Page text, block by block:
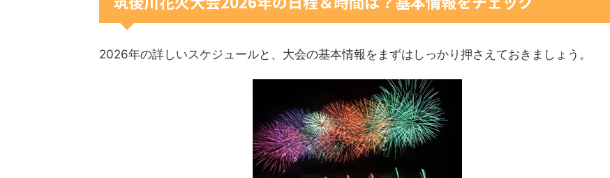
2026年の詳しいスケジュールと、大会の基本情報をまずはしっかり押さえておきましょう。